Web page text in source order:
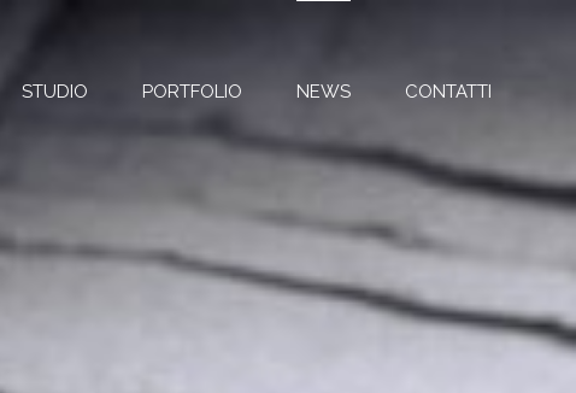
STUDIO PORTFOLIO NEWS CONTATTI